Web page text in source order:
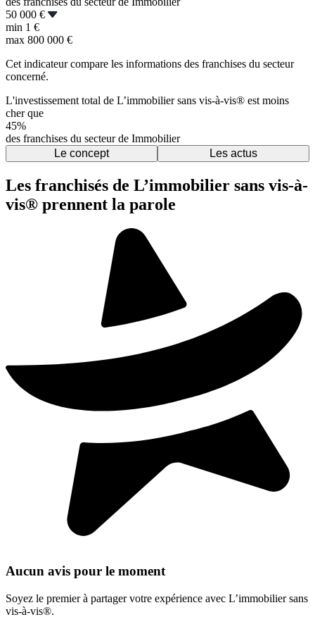
50 000 €
min 1 €
max 800 000 €
Cet indicateur compare les informations des franchises du secteur
concerné.
L'investissement total de L’immobilier sans vis-à-vis® est moins
cher que
45%
des franchises du secteur de Immobilier
Le concept
Les actus
Les franchisés de L’immobilier sans vis-à-
vis® prennent la parole
Aucun avis pour le moment
Soyez le premier à partager votre expérience avec L’immobilier sans
vis-à-vis®.